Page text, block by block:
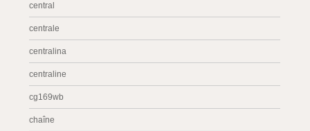
central
centrale
centralina
centraline
cg169wb
chaîne